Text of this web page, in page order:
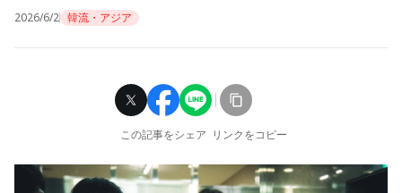
2026/6/2 韓流・アジア
この記事をシェア リンクをコピー